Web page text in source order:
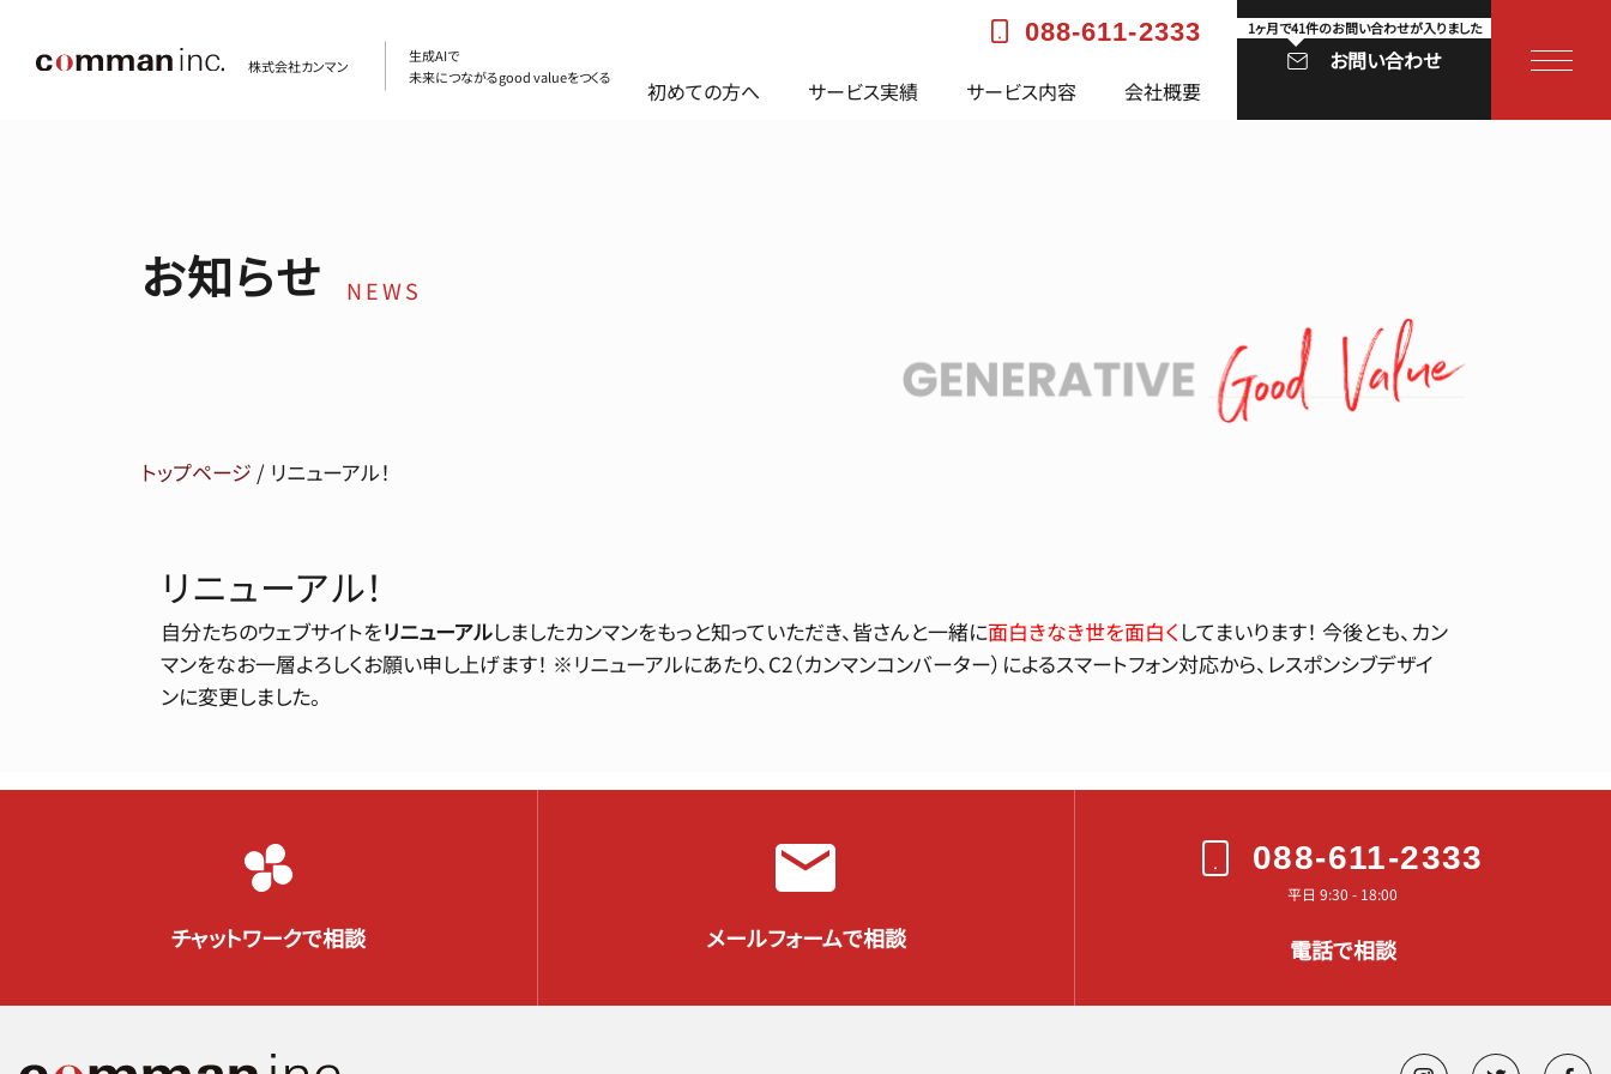
株式会社カンマン
生成AIで
未来につながるgood valueをつくる
088-611-2333
初めての方へ サービス実績 サービス内容 会社概要
お問い合わせ
1ヶ月で41件のお問い合わせが入りました
お知らせ NEWS
トップページ / リニューアル！
リニューアル！
自分たちのウェブサイトをリニューアルしましたカンマンをもっと知っていただき、皆さんと一緒に面白きなき世を面白く してまいります！ 今後とも、カン
マンをなお一層よろしくお願い申し上げます！ ※リニューアルにあたり、C2（カンマンコンバーター）によるスマートフォン対応から、レスポンシブデザイ
ンに変更しました。
チャットワークで相談 メールフォームで相談
088-611-2333
平日 9:30 - 18:00
電話で相談